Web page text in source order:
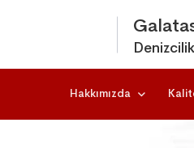
Hakkımızda